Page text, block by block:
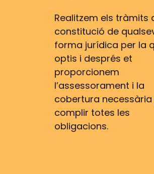
Realitzem els tràmits
constitució de
forma jurídica per la
optis i després et
proporcionem
l’assessorament i la
cobertura necessària
complir totes les
obligacions.